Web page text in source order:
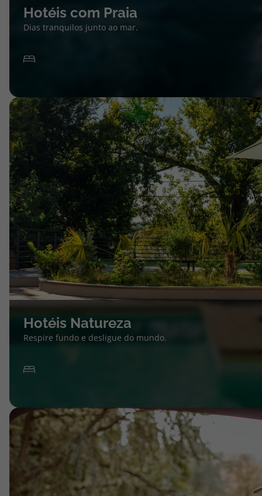
Hotéis com Praia
Dias tranquilos junto ao mar.
Hotéis Natureza
Respire fundo e desligue do mundo.